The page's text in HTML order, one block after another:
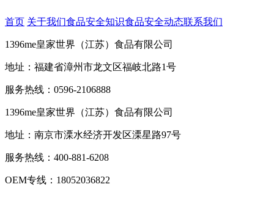
首页 关于我们食品安全知识食品安全动态联系我们
1396me皇家世界（江苏）食品有限公司
地址：福建省漳州市龙文区福岐北路1号
服务热线：0596-2106888
1396me皇家世界（江苏）食品有限公司
地址：南京市溧水经济开发区溧星路97号
服务热线：400-881-6208
OEM专线：18052036822